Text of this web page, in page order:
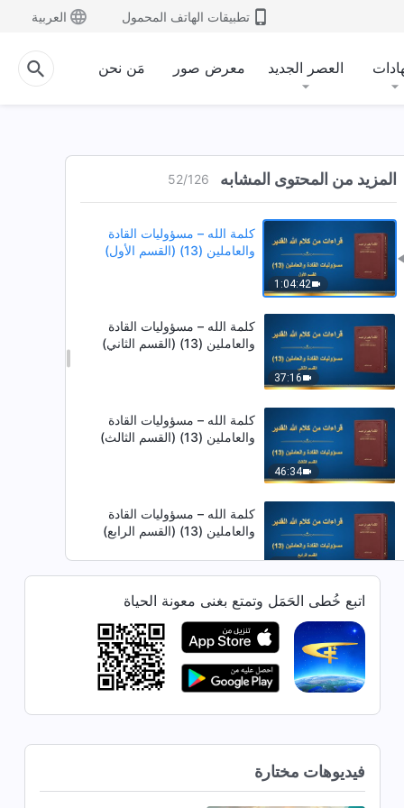
تطبيقات الهاتف المحمول العربية
العصر الجديد معرض صور مَن نحن
المزيد من المحتوى المشابه 52/126
والعاملين (12) (القسم الثالث)
1:03:49
والعاملين (12) (القسم الرابع)
1:04:42
كلمة الله – مسؤوليات القادة
والعاملين (13) (القسم الأول)
37:16
كلمة الله – مسؤوليات القادة
والعاملين (13) (القسم الثاني)
46:34
كلمة الله – مسؤوليات القادة
والعاملين (13) (القسم الثالث)
34:49
كلمة الله – مسؤوليات القادة
والعاملين (13) (القسم الرابع)
1:05:20
كلمة الله – مسؤوليات القادة
والعاملين (14) (القسم الأول)
والعاملين (14) (القسم الثاني)
كلمة الله – مسؤوليات القادة
اتبع خُطى الحَمَل وتمتع بغنى معونة الحياة
فيديوهات مختارة